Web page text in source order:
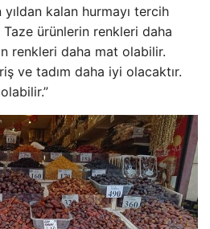
kalan hurmayı tercih
ürünlerin renkleri daha
renkleri daha mat olabilir.
ve tadım daha iyi olacaktır.